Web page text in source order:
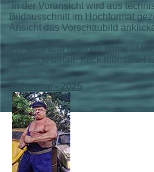
In der Voransicht wird aus
Bildausschnitt im Hochformat
Ansicht das Vorschaubild
For technical reasons some of
an image detail. Klick thumbnail
Daheeme - 2025